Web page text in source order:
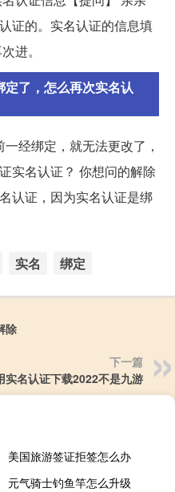
证的。实名认证的信息填
进。
了，怎么再次实名认
经绑定，就无法更改了，
实名认证？ 你想问的解除
认证，因为实名认证是绑
实名 绑定
除
下一篇
实名认证下载2022不是九游
美国旅游签证拒签怎么办
元气骑士钓鱼竿怎么升级